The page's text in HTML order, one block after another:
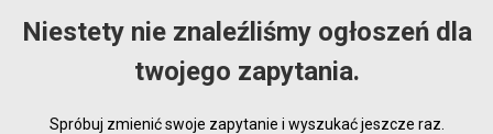
Niestety nie znaleźliśmy ogłoszeń dla
twojego zapytania.
Spróbuj zmienić swoje zapytanie i wyszukać jeszcze raz.